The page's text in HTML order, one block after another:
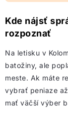
Kde nájsť
rozpoznať
Na letisku v
batožiny, ale
meste. Ak máte
vybrať peniaze
mať väčší výber